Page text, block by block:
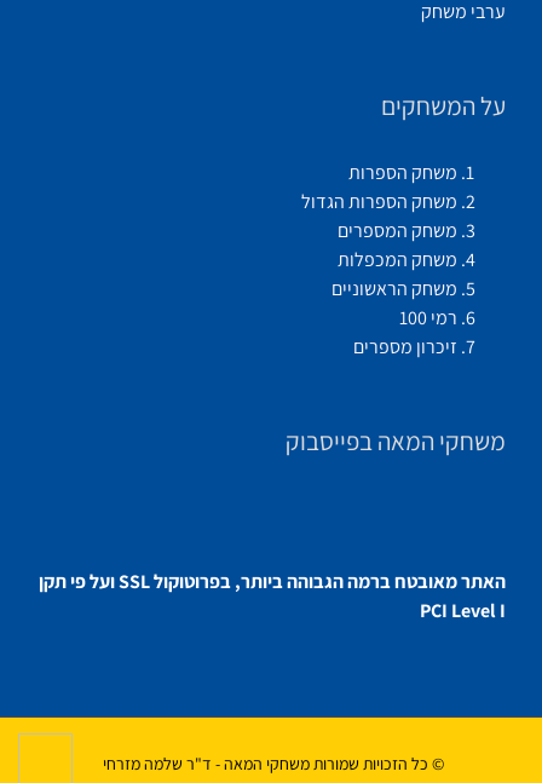
ערבי משחק
על המשחקים
משחק הספרות
משחק הספרות הגדול
משחק המספרים
משחק המכפלות
משחק הראשוניים
רמי 100
זיכרון מספרים
משחקי המאה בפייסבוק
האתר מאובטח ברמה הגבוהה ביותר, בפרוטוקול SSL ועל פי תקן
PCI Level I
© כל הזכויות שמורות משחקי המאה - ד"ר שלמה מזרחי